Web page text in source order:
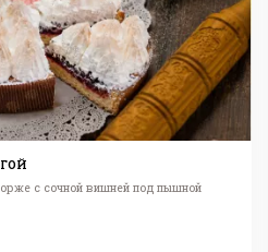
с сочной вишней под пышной